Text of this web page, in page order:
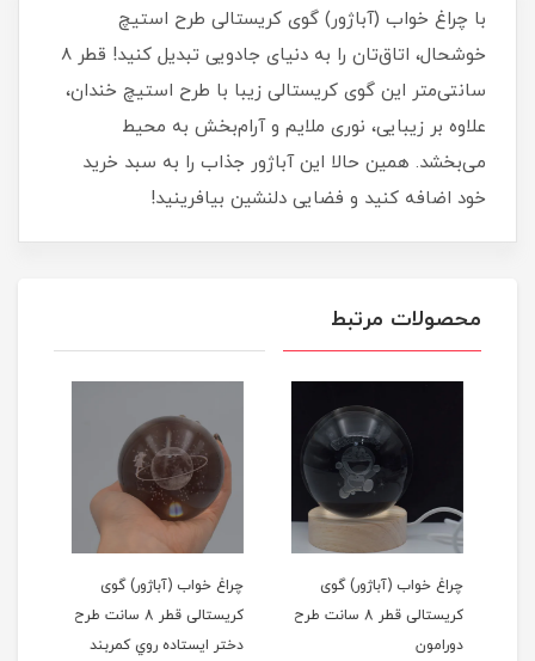
با چراغ خواب (آباژور) گوی کریستالی طرح استیچ
خوشحال، اتاق‌تان را به دنیای جادویی تبدیل کنید! قطر 8
سانتی‌متر این گوی کریستالی زیبا با طرح استیچ خندان،
علاوه بر زیبایی، نوری ملایم و آرام‌بخش به محیط
می‌بخشد. همین حالا این آباژور جذاب را به سبد خرید
خود اضافه کنید و فضایی دلنشین بیافرینید!
محصولات مرتبط
چراغ خواب (آباژور) گوی
کریستالی قطر 8 سانت طرح
دورامون
چراغ خواب (آباژور) گوی
کریستالی قطر 8 سانت طرح
دختر ایستاده روي کمربند